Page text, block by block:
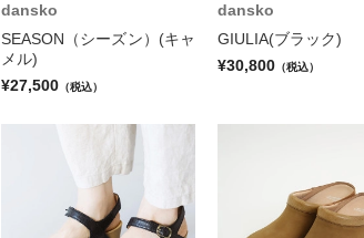
dansko
SEASON（シーズン）(キャ
メル)
¥27,500 （税込）
dansko
GIULIA(ブラック)
¥30,800 （税込）